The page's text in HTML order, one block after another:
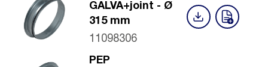
GALVA+joint - Ø
315 mm
11098306
PEP